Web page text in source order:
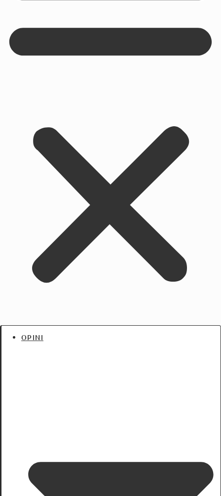
OPINI